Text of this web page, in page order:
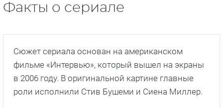
Факты о сериале
Сюжет сериала основан на американском
фильме «Интервью», который вышел на экраны
в 2006 году. В оригинальной картине главные
роли исполнили Стив Бушеми и Сиена Миллер.